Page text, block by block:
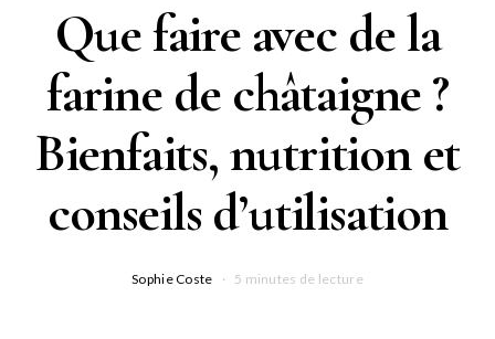
Que faire avec de la
farine de châtaigne ?
Bienfaits, nutrition et
conseils d’utilisation
Sophie Coste 5 minutes de lecture